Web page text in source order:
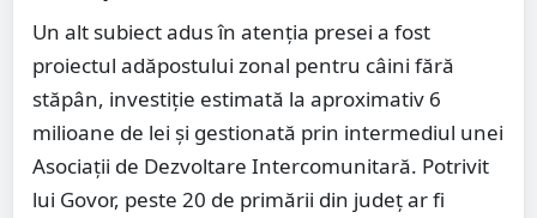
Un alt subiect adus în atenția presei a fost
proiectul adăpostului zonal pentru câini fără
stăpân, investiție estimată la aproximativ 6
milioane de lei și gestionată prin intermediul unei
Asociații de Dezvoltare Intercomunitară. Potrivit
lui Govor, peste 20 de primării din județ ar fi